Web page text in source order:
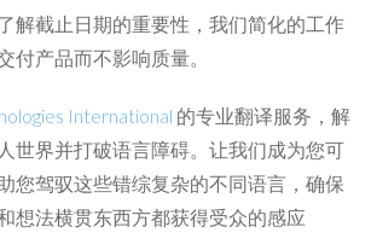
解截止日期的重要性，我们简化的工作
付产品而不影响质量。
International 的专业翻译服务，解
世界并打破语言障碍。让我们成为您可
您驾驭这些错综复杂的不同语言，确保
想法横贯东西方都获得受众的感应